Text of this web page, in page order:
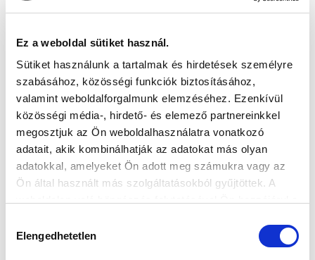
Ez a weboldal sütiket használ.
Sütiket használunk a tartalmak és hirdetések személyre
szabásához, közösségi funkciók biztosításához,
valamint weboldalforgalmunk elemzéséhez. Ezenkívül
közösségi média-, hirdető- és elemező partnereinkkel
megosztjuk az Ön weboldalhasználatra vonatkozó
adatait, akik kombinálhatják az adatokat más olyan
adatokkal, amelyeket Ön adott meg számukra vagy az
Ön által használt más szolgáltatásokból gyűjtöttek. A
kiválasztása
Elengedhetetlen